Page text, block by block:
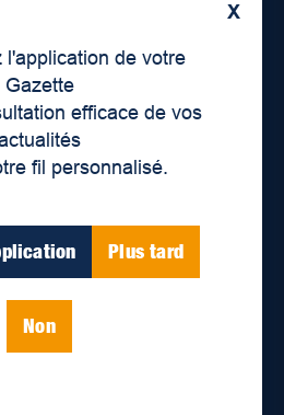
X
l'application de votre
Gazette
efficace de vos
fil personnalisé.
Plus tard
Non